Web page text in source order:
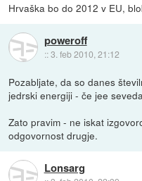
Hrvaška bo do 2012 v EU,
poweroff
::3. feb 2010, 21:12
Pozabljate, da so danes
jedrski energiji - če jee
Zato pravim - ne iskat
odgovornost drugje.
Lonsarg